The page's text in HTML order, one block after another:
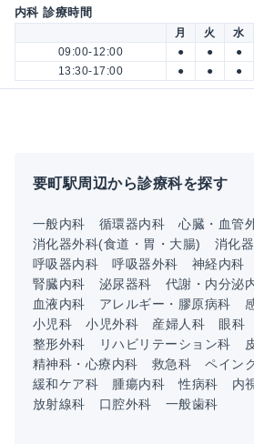
内科 診療時間
月 火 水
09:00-12:00
● ● ●
13:30-17:00
● ● ●
要町駅周辺から診療科を探す
一般内科 循環器内科 心臓・血管
消化器外科(食道・胃・大腸)
消化
呼吸器内科
呼吸器外科 神経内科
腎臓内科
泌尿器科 代謝・内分泌
血液内科
アレルギー・膠原病科
小児科
小児外科 産婦人科 眼科
整形外科
リハビリテーション科
精神科・心療内科
救急科
ペイン
緩和ケア科
腫瘍内科 性病科 内
放射線科
口腔外科 一般歯科